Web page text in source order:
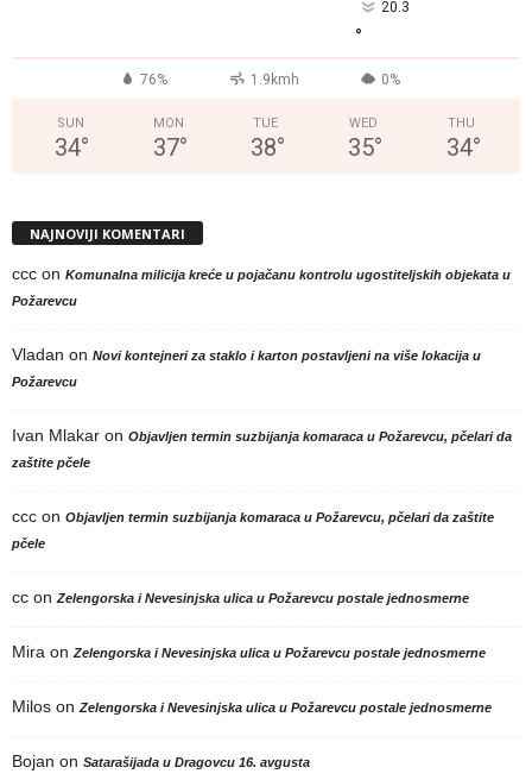
20.3
°
76% 1.9kmh 0%
SUN
34°
MON
37°
TUE
38°
WED
35°
THU
34°
NAJNOVIJI KOMENTARI
ccc on Komunalna milicija kreće u pojačanu kontrolu ugostiteljskih objekata u
Požarevcu
Vladan on Novi kontejneri za staklo i karton postavljeni na više lokacija u
Požarevcu
Ivan Mlakar on Objavljen termin suzbijanja komaraca u Požarevcu, pčelari da
zaštite pčele
ccc on Objavljen termin suzbijanja komaraca u Požarevcu, pčelari da zaštite
pčele
cc on Zelengorska i Nevesinjska ulica u Požarevcu postale jednosmerne
Mira on Zelengorska i Nevesinjska ulica u Požarevcu postale jednosmerne
Milos on Zelengorska i Nevesinjska ulica u Požarevcu postale jednosmerne
Bojan on Satarašijada u Dragovcu 16. avgusta